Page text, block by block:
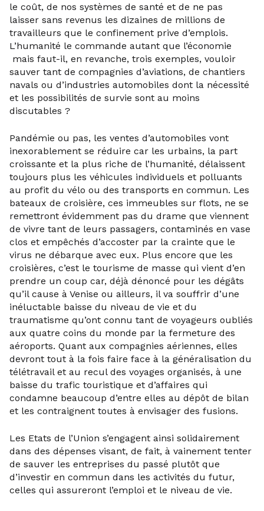
le coût, de nos systèmes de santé et de ne pas
laisser sans revenus les dizaines de millions de
travailleurs que le confinement prive d’emplois.
L’humanité le commande autant que l’économie
mais faut-il, en revanche, trois exemples, vouloir
sauver tant de compagnies d’aviations, de chantiers
navals ou d’industries automobiles dont la nécessité
et les possibilités de survie sont au moins
discutables ?
Pandémie ou pas, les ventes d’automobiles vont
inexorablement se réduire car les urbains, la part
croissante et la plus riche de l’humanité, délaissent
toujours plus les véhicules individuels et polluants
au profit du vélo ou des transports en commun. Les
bateaux de croisière, ces immeubles sur flots, ne se
remettront évidemment pas du drame que viennent
de vivre tant de leurs passagers, contaminés en vase
clos et empêchés d’accoster par la crainte que le
virus ne débarque avec eux. Plus encore que les
croisières, c’est le tourisme de masse qui vient d’en
prendre un coup car, déjà dénoncé pour les dégâts
qu’il cause à Venise ou ailleurs, il va souffrir d’une
inéluctable baisse du niveau de vie et du
traumatisme qu’ont connu tant de voyageurs oubliés
aux quatre coins du monde par la fermeture des
aéroports. Quant aux compagnies aériennes, elles
devront tout à la fois faire face à la généralisation du
télétravail et au recul des voyages organisés, à une
baisse du trafic touristique et d’affaires qui
condamne beaucoup d’entre elles au dépôt de bilan
et les contraignent toutes à envisager des fusions.
Les Etats de l’Union s’engagent ainsi solidairement
dans des dépenses visant, de fait, à vainement tenter
de sauver les entreprises du passé plutôt que
d’investir en commun dans les activités du futur,
celles qui assureront l’emploi et le niveau de vie.